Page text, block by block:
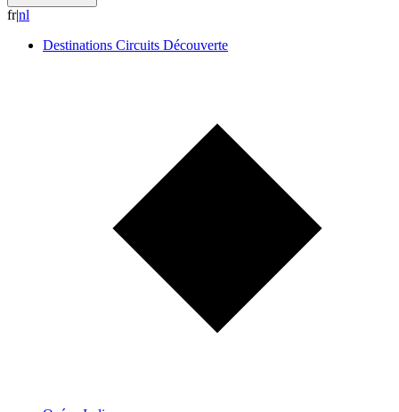
fr|nl
Destinations Circuits Découverte